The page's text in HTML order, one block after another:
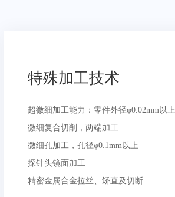
特殊加工技术
超微细加工能力：零件外径φ0.02mm以上
微细复合切削，两端加工
微细孔加工，孔径φ0.1mm以上
探针头镜面加工
精密金属合金拉丝、矫直及切断